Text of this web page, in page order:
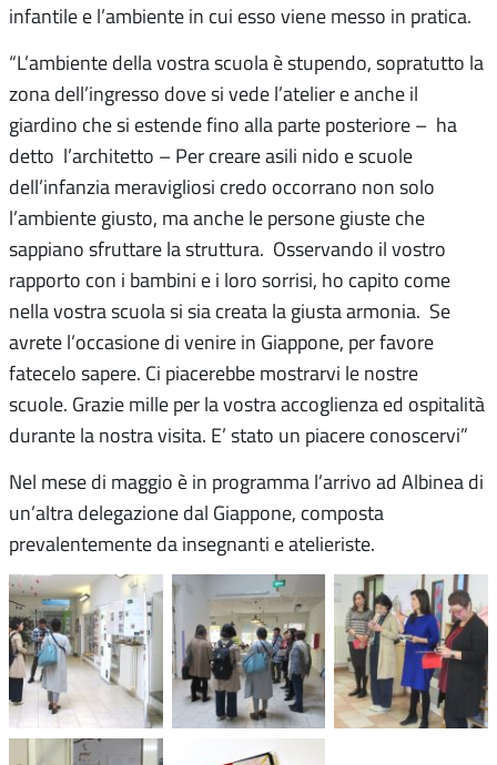
infantile e l’ambiente in cui esso viene messo in pratica.
“L’ambiente della vostra scuola è stupendo, sopratutto la
zona dell’ingresso dove si vede l’atelier e anche il
giardino che si estende fino alla parte posteriore – ha
detto l’architetto – Per creare asili nido e scuole
dell’infanzia meravigliosi credo occorrano non solo
l’ambiente giusto, ma anche le persone giuste che
sappiano sfruttare la struttura. Osservando il vostro
rapporto con i bambini e i loro sorrisi, ho capito come
nella vostra scuola si sia creata la giusta armonia. Se
avrete l’occasione di venire in Giappone, per favore
fatecelo sapere. Ci piacerebbe mostrarvi le nostre
scuole. Grazie mille per la vostra accoglienza ed ospitalità
durante la nostra visita. E’ stato un piacere conoscervi”
Nel mese di maggio è in programma l’arrivo ad Albinea di
un’altra delegazione dal Giappone, composta
prevalentemente da insegnanti e atelieriste.